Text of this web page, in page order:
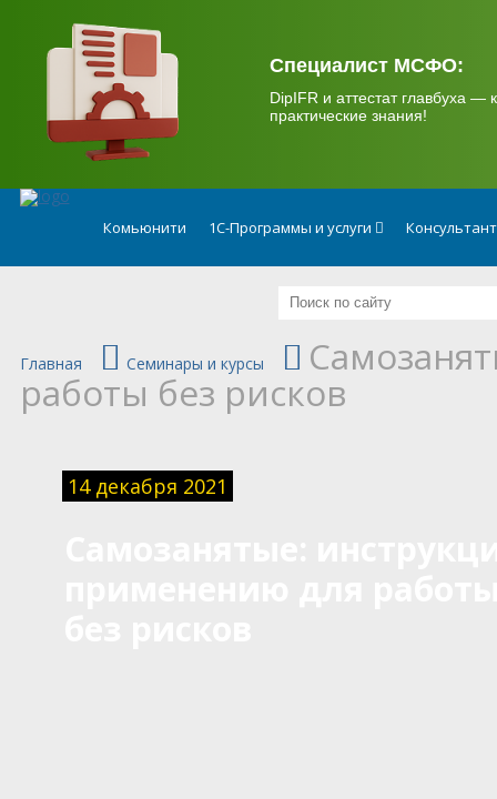
Специалист МСФО:
DipIFR и аттестат главбуха —
практические знания!
Комьюнити 1С-Программы и услуги
Главная Семинары и курсы
работы без рисков
14 декабря 2021